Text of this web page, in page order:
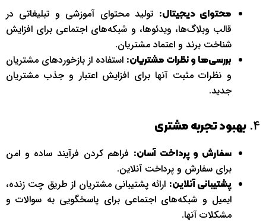
محتوای دیجیتال: تولید محتوای آموزشی و تبلیغاتی در
قالب وبلاگ‌ها، ویدئوها، و شبکه‌های اجتماعی برای افزایش
شناخت برند و اعتماد مشتریان.
بررسی‌ها و نظرات مشتریان: استفاده از بازخوردهای مشتریان
و نظرات مثبت آنها برای افزایش اعتبار و جذب مشتریان
جدید.
4. بهبود تجربه مشتری
سفارش و پرداخت آسان: فراهم کردن فرآیند ساده و امن
برای سفارش و پرداخت آنلاین.
پشتیبانی آنلاین: ارائه پشتیبانی مشتریان از طریق چت زنده،
ایمیل و شبکه‌های اجتماعی برای پاسخگویی به سوالات و
مشکلات آنها.